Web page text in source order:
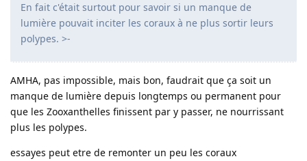
En fait c'était surtout pour savoir si un manque de
lumière pouvait inciter les coraux à ne plus sortir leurs
polypes. >-
AMHA, pas impossible, mais bon, faudrait que ça soit un
manque de lumière depuis longtemps ou permanent pour
que les Zooxanthelles finissent par y passer, ne nourrissant
plus les polypes.
essayes peut etre de remonter un peu les coraux